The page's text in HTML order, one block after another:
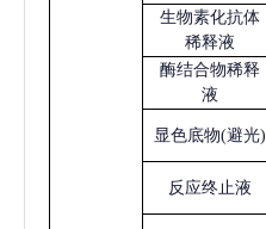
生物素化抗体
稀释液
酶结合物稀释
液
显色底物(避光)
反应终止液